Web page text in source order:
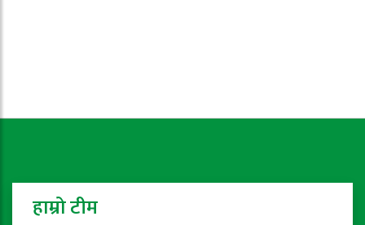
हाम्रो टीम